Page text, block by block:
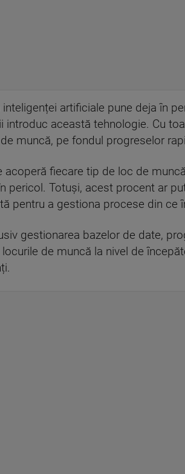
artificiale pune deja în
această tehnologie. Cu
muncă, pe fondul progreselor
fiecare tip de loc de
pericol. Totuși, acest procent ar
pentru a gestiona procese din ce
gestionarea bazelor de date,
de muncă la nivel de